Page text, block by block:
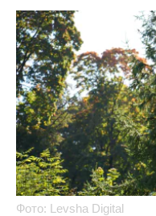
Фото: Levsha Digital